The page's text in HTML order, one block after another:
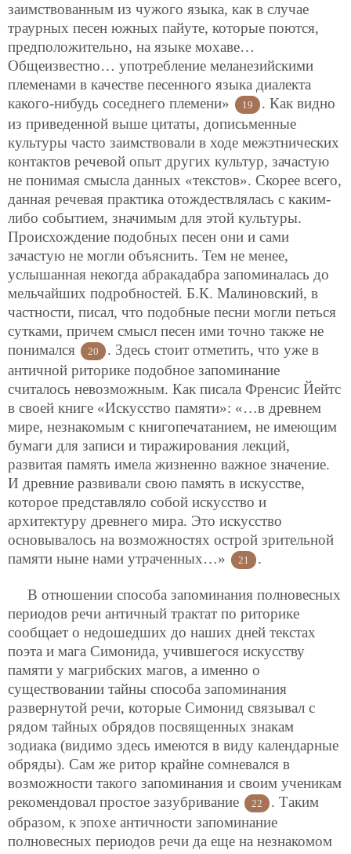
заимствованным из чужого языка, как в случае
траурных песен южных пайуте, которые поются,
предположительно, на языке мохаве…
Общеизвестно… употребление меланезийскими
племенами в качестве песенного языка диалекта
какого-нибудь соседнего племени»
19
. Как видно
из приведенной выше цитаты, дописьменные
культуры часто заимствовали в ходе межэтнических
контактов речевой опыт других культур, зачастую
не понимая смысла данных «текстов». Скорее всего,
данная речевая практика отождествлялась с каким-
либо событием, значимым для этой культуры.
Происхождение подобных песен они и сами
зачастую не могли объяснить. Тем не менее,
услышанная некогда абракадабра запоминалась до
мельчайших подробностей. Б.К. Малиновский, в
частности, писал, что подобные песни могли петься
сутками, причем смысл песен ими точно также не
понимался
20
. Здесь стоит отметить, что уже в
античной риторике подобное запоминание
считалось невозможным. Как писала Френсис Йейтс
в своей книге «Искусство памяти»: «…в древнем
мире, незнакомым с книгопечатанием, не имеющим
бумаги для записи и тиражирования лекций,
развитая память имела жизненно важное значение.
И древние развивали свою память в искусстве,
которое представляло собой искусство и
архитектуру древнего мира. Это искусство
основывалось на возможностях острой зрительной
памяти ныне нами утраченных…»
21 .
В отношении способа запоминания полновесных
периодов речи античный трактат по риторике
сообщает о недошедших до наших дней текстах
поэта и мага Симонида, учившегося искусству
памяти у магрибских магов, а именно о
существовании тайны способа запоминания
развернутой речи, которые Симонид связывал с
рядом тайных обрядов посвященных знакам
зодиака (видимо здесь имеются в виду календарные
обряды). Сам же ритор крайне сомневался в
возможности такого запоминания и своим ученикам
рекомендовал простое зазубривание
22
. Таким
образом, к эпохе античности запоминание
полновесных периодов речи да еще на незнакомом